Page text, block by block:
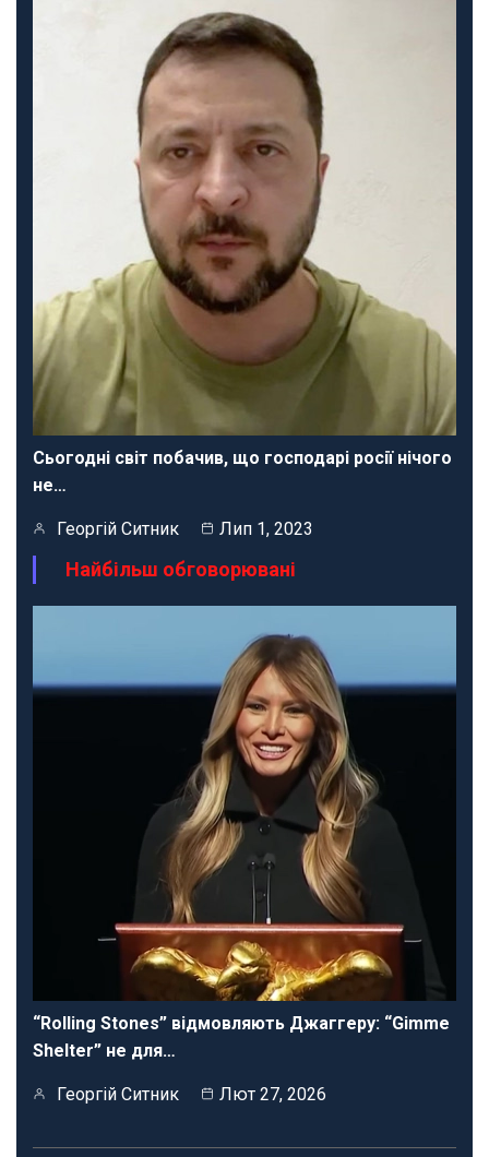
Сьогодні світ побачив, що господарі росії нічого
не…
Георгій Ситник Лип 1, 2023
Найбільш обговорювані
“Rolling Stones” відмовляють Джаггеру: “Gimme
Shelter” не для…
Георгій Ситник Лют 27, 2026